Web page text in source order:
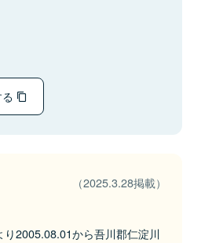
（2025.3.28掲載）
2005.08.01から吾川郡仁淀川